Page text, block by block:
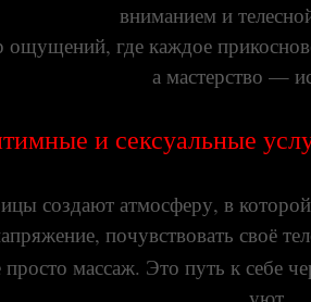
вниманием и
ощущений, где каждое
а мастерство —
и сексуальные
создают атмосферу, в
почувствовать своё
массаж. Это путь к себе